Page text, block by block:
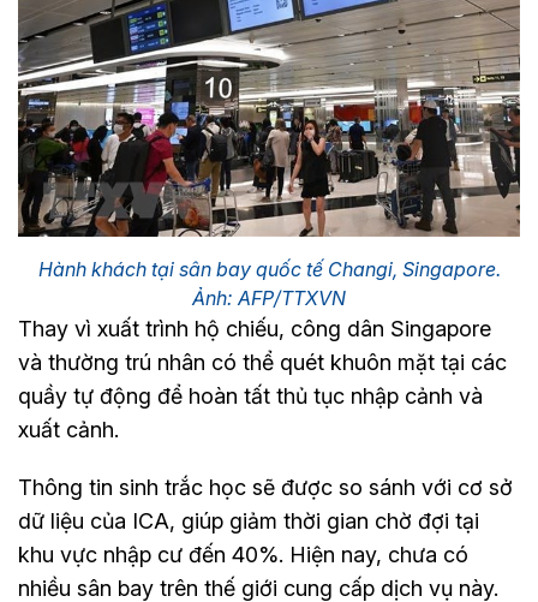
Hành khách tại sân bay quốc tế Changi, Singapore.
Ảnh: AFP/TTXVN
Thay vì xuất trình hộ chiếu, công dân Singapore
và thường trú nhân có thể quét khuôn mặt tại các
quầy tự động để hoàn tất thủ tục nhập cảnh và
xuất cảnh.
Thông tin sinh trắc học sẽ được so sánh với cơ sở
dữ liệu của ICA, giúp giảm thời gian chờ đợi tại
khu vực nhập cư đến 40%. Hiện nay, chưa có
nhiều sân bay trên thế giới cung cấp dịch vụ này.